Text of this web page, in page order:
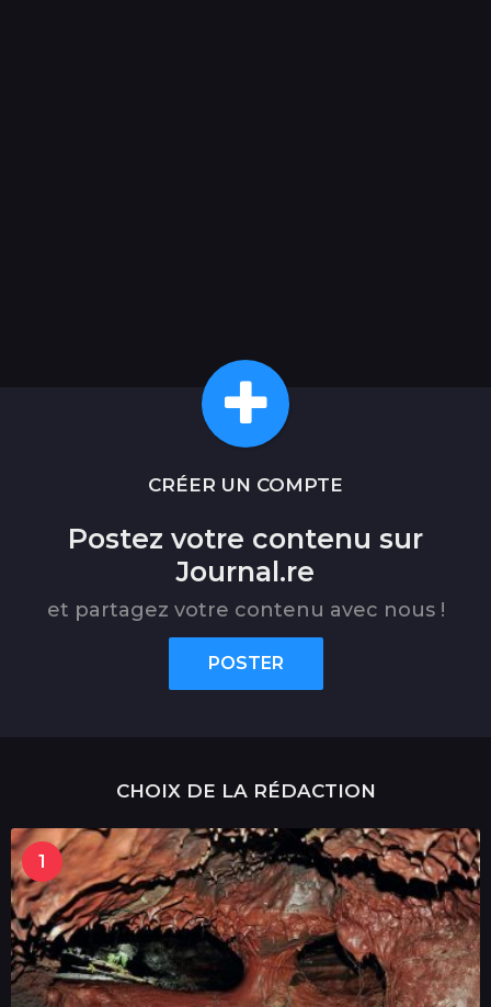
CRÉER UN COMPTE
Postez votre contenu sur
Journal.re
et partagez votre contenu avec nous !
POSTER
CHOIX DE LA RÉDACTION
1